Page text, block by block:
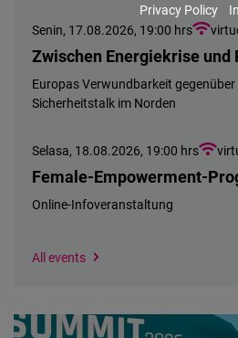
Senin, 17.08.2026, 19:00 hrs
Zwischen Energiekrise und
Europas Verwundbarkeit
Sicherheitstalk im Norden
Selasa, 18.08.2026, 19:00 hrs
Female-Empowerment-
Online-Infoveranstaltung
We
Specify
All events
Youtube
Embed
Google
Embed
Cloudinary
Flickr
Newsletter2go
Privacy Policy